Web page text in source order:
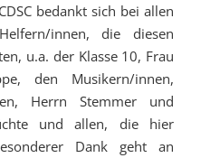
bedankt sich bei allen
innen, die diesen
u.a. der Klasse 10, Frau
den Musikern/innen,
Herrn Stemmer und
und allen, die hier
Dank geht an